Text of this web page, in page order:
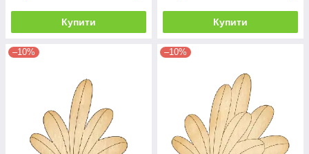
Купити Купити
–10% –10%